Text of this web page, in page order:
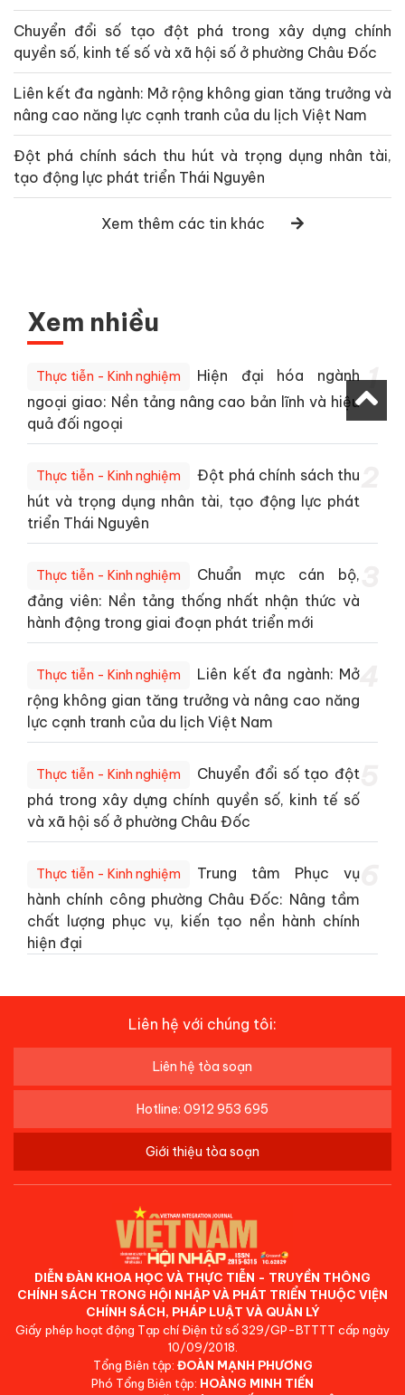
Chuyển đổi số tạo đột phá trong xây dựng chính
quyền số, kinh tế số và xã hội số ở phường Châu Đốc
Liên kết đa ngành: Mở rộng không gian tăng trưởng và
nâng cao năng lực cạnh tranh của du lịch Việt Nam
Đột phá chính sách thu hút và trọng dụng nhân tài,
tạo động lực phát triển Thái Nguyên
Xem thêm các tin khác
Xem nhiều
Thực tiễn - Kinh nghiệm
Hiện đại hóa ngành
ngoại giao: Nền tảng nâng cao bản lĩnh và hiệu
quả đối ngoại
1
Thực tiễn - Kinh nghiệm
Đột phá chính sách thu
hút và trọng dụng nhân tài, tạo động lực phát
triển Thái Nguyên
Thực tiễn - Kinh nghiệm
Chuẩn mực cán bộ,
đảng viên: Nền tảng thống nhất nhận thức và
hành động trong giai đoạn phát triển mới
Thực tiễn - Kinh nghiệm
Liên kết đa ngành: Mở
rộng không gian tăng trưởng và nâng cao năng
lực cạnh tranh của du lịch Việt Nam
4
Thực tiễn - Kinh nghiệm
Chuyển đổi số tạo đột
phá trong xây dựng chính quyền số, kinh tế số
và xã hội số ở phường Châu Đốc
Thực tiễn - Kinh nghiệm
Trung tâm Phục vụ
hành chính công phường Châu Đốc: Nâng tầm
chất lượng phục vụ, kiến tạo nền hành chính
hiện đại
Liên hệ với chúng tôi:
Liên hệ tòa soạn
Hotline: 0912 953 695
Giới thiệu tòa soạn
DIỄN ĐÀN KHOA HỌC VÀ THỰC TIỄN - TRUYỀN THÔNG
CHÍNH SÁCH TRONG HỘI NHẬP VÀ PHÁT TRIỂN THUỘC VIỆN
CHÍNH SÁCH, PHÁP LUẬT VÀ QUẢN LÝ
Giấy phép hoạt động Tạp chí Điện tử số 329/GP-BTTTT cấp ngày
10/09/2018.
Tổng Biên tập: ĐOÀN MẠNH PHƯƠNG
Phó Tổng Biên tập: HOÀNG MINH TIẾN